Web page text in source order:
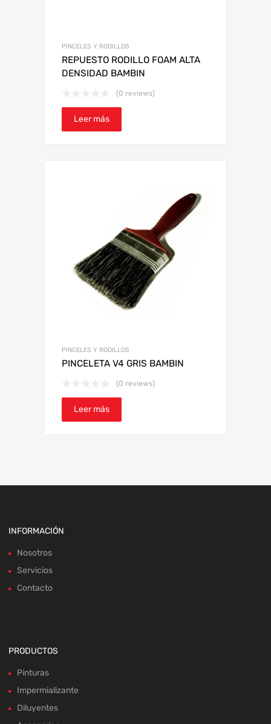
PINCELES Y RODILLOS
REPUESTO RODILLO FOAM ALTA
DENSIDAD BAMBIN
(0 reviews)
Leer más
PINCELES Y RODILLOS
PINCELETA V4 GRIS BAMBIN
(0 reviews)
Leer más
INFORMACIÓN
Nosotros
Servicios
Contacto
PRODUCTOS
Pinturas
Impermializante
Diluyentes